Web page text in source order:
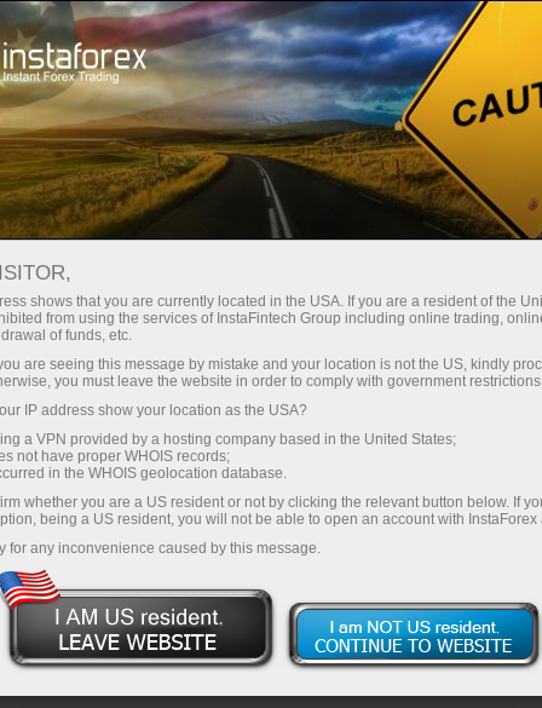
Faites une pause Nous sommes sur les réseaux sociaux
INSTAFOREX
Ouvrir un compte de trading
Ouvrir un compte de
démonstration
La liste des blogs officiels InstaForex, situé sur leur
propre portail, ainsi que le grand public blog-
communautés, est présenté ci-dessous:
shows that you are currently located in the USA. If you are a resident of the
from using the services of InstaFintech Group including online trading,
of funds, etc.
are seeing this message by mistake and your location is not the US, kindly
you must leave the website in order to comply with government
IP address show your location as the USA?
a VPN provided by a hosting company based in the United States;
not have proper WHOIS records;
in the WHOIS geolocation database.
whether you are a US resident or not by clicking the relevant button below. If
being a US resident, you will not be able to open an account with InstaForex
for any inconvenience caused by this message.